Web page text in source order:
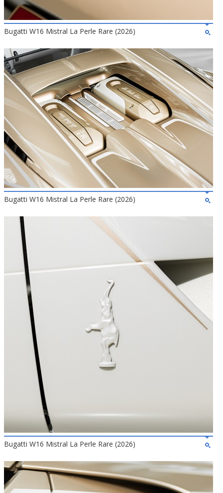
Bugatti W16 Mistral La Perle Rare (2026)
Bugatti W16 Mistral La Perle Rare (2026)
Bugatti W16 Mistral La Perle Rare (2026)